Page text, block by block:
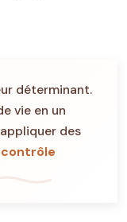
déterminant.
vie en un
des